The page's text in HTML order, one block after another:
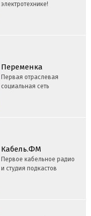
электротехнике!
Переменка
Первая отраслевая
социальная сеть
Кабель.ФМ
Первое кабельное радио
и студия подкастов